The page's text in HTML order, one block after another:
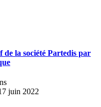
de la société Partedis par
juin 2022